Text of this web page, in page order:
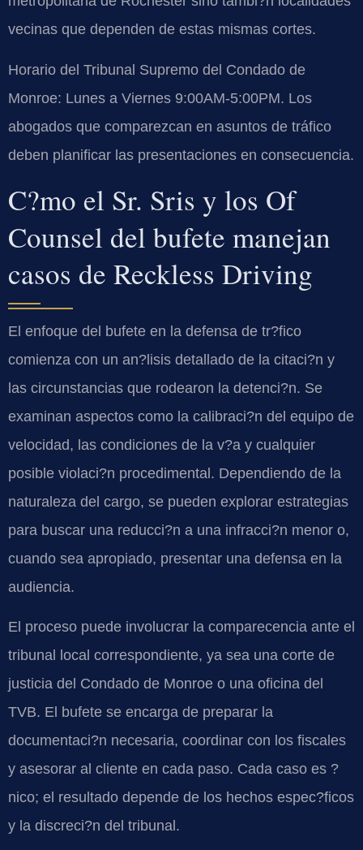
vecinas que dependen de estas mismas cortes.
Horario del Tribunal Supremo del Condado de
Monroe: Lunes a Viernes 9:00AM-5:00PM. Los
abogados que comparezcan en asuntos de tráfico
deben planificar las presentaciones en consecuencia.
C?mo el Sr. Sris y los Of
Counsel del bufete manejan
casos de Reckless Driving
El enfoque del bufete en la defensa de tr?fico
comienza con un an?lisis detallado de la citaci?n y
las circunstancias que rodearon la detenci?n. Se
examinan aspectos como la calibraci?n del equipo de
velocidad, las condiciones de la v?a y cualquier
posible violaci?n procedimental. Dependiendo de la
naturaleza del cargo, se pueden explorar estrategias
para buscar una reducci?n a una infracci?n menor o,
cuando sea apropiado, presentar una defensa en la
audiencia.
El proceso puede involucrar la comparecencia ante el
tribunal local correspondiente, ya sea una corte de
justicia del Condado de Monroe o una oficina del
TVB. El bufete se encarga de preparar la
documentaci?n necesaria, coordinar con los fiscales
y asesorar al cliente en cada paso. Cada caso es ?
nico; el resultado depende de los hechos espec?ficos
y la discreci?n del tribunal.